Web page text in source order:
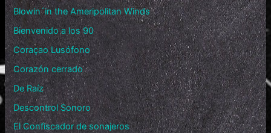
Blowin´in the Ameripolitan Winds
Bienvenido a los 90
Coraçao Lusófono
Corazón cerrado
De Raíz
Descontrol Sonoro
El Confiscador de sonajeros